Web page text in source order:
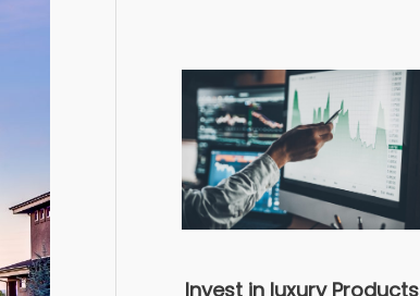
Invest in luxury Products